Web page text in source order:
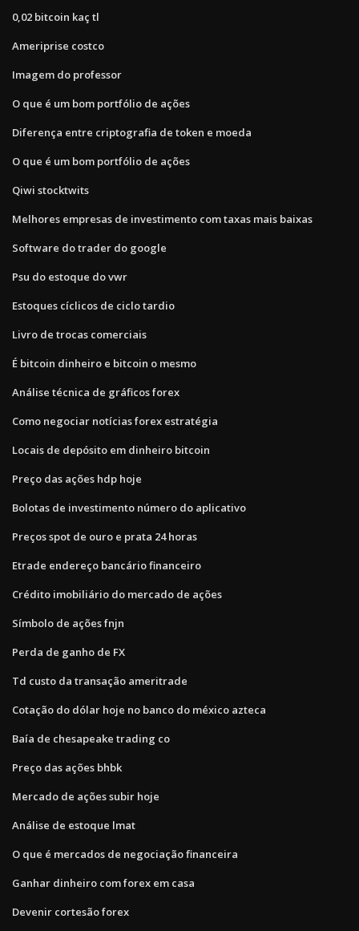
0,02 bitcoin kaç tl
Ameriprise costco
Imagem do professor
O que é um bom portfólio de ações
Diferença entre criptografia de token e moeda
O que é um bom portfólio de ações
Qiwi stocktwits
Melhores empresas de investimento com taxas mais baixas
Software do trader do google
Psu do estoque do vwr
Estoques cíclicos de ciclo tardio
Livro de trocas comerciais
É bitcoin dinheiro e bitcoin o mesmo
Análise técnica de gráficos forex
Como negociar notícias forex estratégia
Locais de depósito em dinheiro bitcoin
Preço das ações hdp hoje
Bolotas de investimento número do aplicativo
Preços spot de ouro e prata 24 horas
Etrade endereço bancário financeiro
Crédito imobiliário do mercado de ações
Símbolo de ações fnjn
Perda de ganho de FX
Td custo da transação ameritrade
Cotação do dólar hoje no banco do méxico azteca
Baía de chesapeake trading co
Preço das ações bhbk
Mercado de ações subir hoje
Análise de estoque lmat
O que é mercados de negociação financeira
Ganhar dinheiro com forex em casa
Devenir cortesão forex